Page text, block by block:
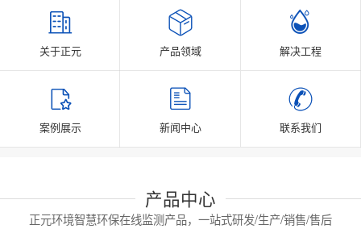
关于正元 产品领域 解决工程
案例展示 新闻中心 联系我们
产品中心
正元环境智慧环保在线监测产品，一站式研发/生产/销售/售后